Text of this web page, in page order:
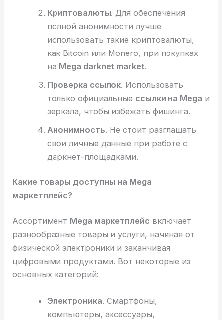
Криптовалюты. Для обеспечения
полной анонимности лучше
использовать такие криптовалюты,
как Bitcoin или Monero, при покупках
на Mega darknet market.
Проверка ссылок. Использовать
только официальные ссылки на Mega и
зеркала, чтобы избежать фишинга.
Анонимность. Не стоит разглашать
свои личные данные при работе с
даркнет-площадками.
Какие товары доступны на Mega
маркетплейс?
Ассортимент Mega маркетплейс включает
разнообразные товары и услуги, начиная от
физической электроники и заканчивая
цифровыми продуктами. Вот некоторые из
основных категорий:
Электроника. Смартфоны,
компьютеры, аксессуары,